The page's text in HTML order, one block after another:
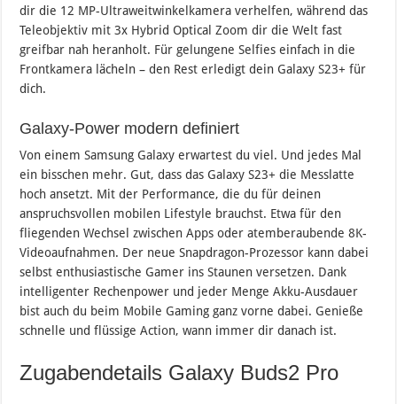
dir die 12 MP-Ultraweitwinkelkamera verhelfen, während das
Teleobjektiv mit 3x Hybrid Optical Zoom dir die Welt fast
greifbar nah heranholt. Für gelungene Selfies einfach in die
Frontkamera lächeln – den Rest erledigt dein Galaxy S23+ für
dich.
Galaxy-Power modern definiert
Von einem Samsung Galaxy erwartest du viel. Und jedes Mal
ein bisschen mehr. Gut, dass das Galaxy S23+ die Messlatte
hoch ansetzt. Mit der Performance, die du für deinen
anspruchsvollen mobilen Lifestyle brauchst. Etwa für den
fliegenden Wechsel zwischen Apps oder atemberaubende 8K-
Videoaufnahmen. Der neue Snapdragon-Prozessor kann dabei
selbst enthusiastische Gamer ins Staunen versetzen. Dank
intelligenter Rechenpower und jeder Menge Akku-Ausdauer
bist auch du beim Mobile Gaming ganz vorne dabei. Genieße
schnelle und flüssige Action, wann immer dir danach ist.
Zugabendetails Galaxy Buds2 Pro